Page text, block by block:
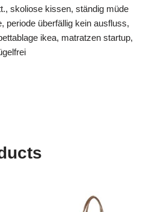
skoliose kissen, ständig müde
periode überfällig kein ausfluss,
ikea, matratzen startup,